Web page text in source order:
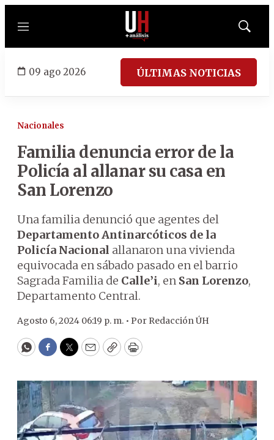
Menú
Mostrar
09 ago 2026 ÚLTIMAS NOTICIAS
Nacionales
Familia denuncia error de la
Policía al allanar su casa en
San Lorenzo
Una familia denunció que agentes del
Departamento Antinarcóticos de la
Policía Nacional allanaron una vivienda
equivocada en sábado pasado en el barrio
Sagrada Familia de Calle’i, en San Lorenzo,
Departamento Central.
Agosto 6, 2024 06:19 p. m. • Por Redacción ÚH
WhatsApp
Facebook
Twitter
EmailCopyPrint